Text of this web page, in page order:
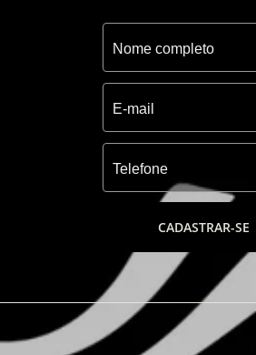
CADASTRAR-SE